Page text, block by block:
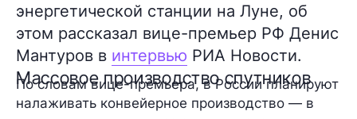
энергетической станции на Луне, об
этом рассказал вице-премьер РФ Денис
Мантуров в интервью РИА Новости.
Массовое производство спутников
По словам вице-премьера, в России планируют
налаживать конвейерное производство — в